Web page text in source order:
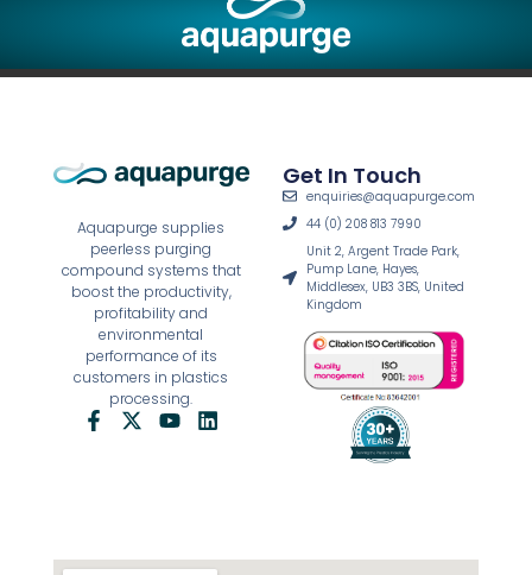
Aquapurge supplies
peerless purging
compound systems that
boost the productivity,
profitability and
environmental
performance of its
customers in plastics
processing.
Get In Touch
enquiries@aquapurge.com
44 (0) 208 813 7990
Unit 2, Argent Trade Park,
Pump Lane, Hayes,
Middlesex, UB3 3BS, United
Kingdom